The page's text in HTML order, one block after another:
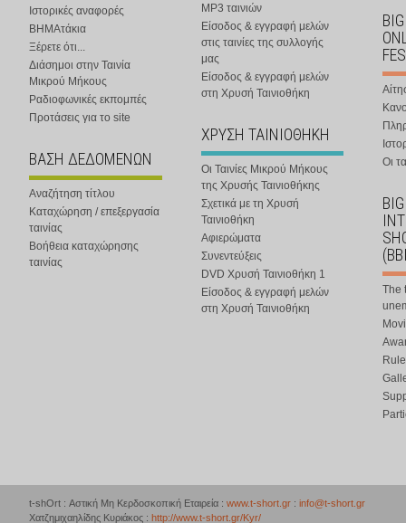
Ιστορικές αναφορές
ΒΗΜΑτάκια
Ξέρετε ότι...
Διάσημοι στην Ταινία
Μικρού Μήκους
Ραδιοφωνικές εκπομπές
Προτάσεις για το site
ΒΑΣΗ ΔΕΔΟΜΕΝΩΝ
Αναζήτηση τίτλου
Καταχώρηση / επεξεργασία
ταινίας
Βοήθεια καταχώρησης
ταινίας
MP3 ταινιών
Είσοδος & εγγραφή μελών
στις ταινίες της συλλογής
μας
Είσοδος & εγγραφή μελών
στη Χρυσή Ταινιοθήκη
ΧΡΥΣΗ ΤΑΙΝΙΟΘΗΚΗ
Οι Ταινίες Μικρού Μήκους
της Χρυσής Ταινιοθήκης
Σχετικά με τη Χρυσή
Ταινιοθήκη
Αφιερώματα
Συνεντεύξεις
DVD Χρυσή Ταινιοθήκη 1
Είσοδος & εγγραφή μελών
στη Χρυσή Ταινιοθήκη
Οι
The
t-shOrt : Αστική Μη Κερδοσκοπική Εταιρεία : www.t-short.gr : info@t-short.gr
Χατζημιχαηλίδης Κυριάκος : http://www.t-short.gr/Kyr/